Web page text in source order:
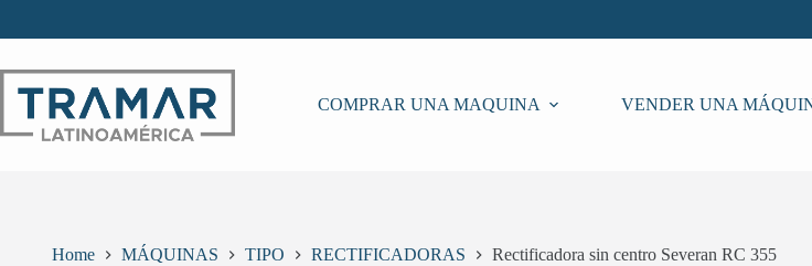
COMPRAR UNA MAQUINA VENDER UNA
Home MÁQUINAS TIPO RECTIFICADORAS Rectificadora sin centro Severan RC 355